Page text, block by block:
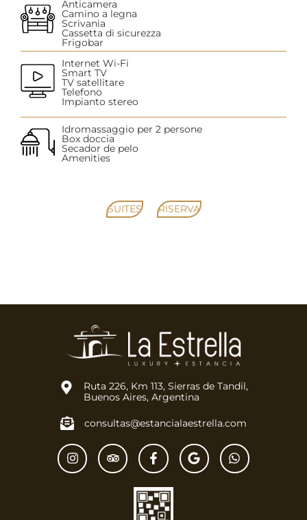
Anticamera
Camino a legna
Scrivania
Cassetta di sicurezza
Frigobar
Internet Wi-Fi
Smart TV
TV satellitare
Telefono
Impianto stereo
Idromassaggio per 2 persone
Box doccia
Secador de pelo
Amenities
SUITES RISERVA
Ruta 226, Km 113, Sierras de Tandil,
Buenos Aires, Argentina
consultas@estancialaestrella.com